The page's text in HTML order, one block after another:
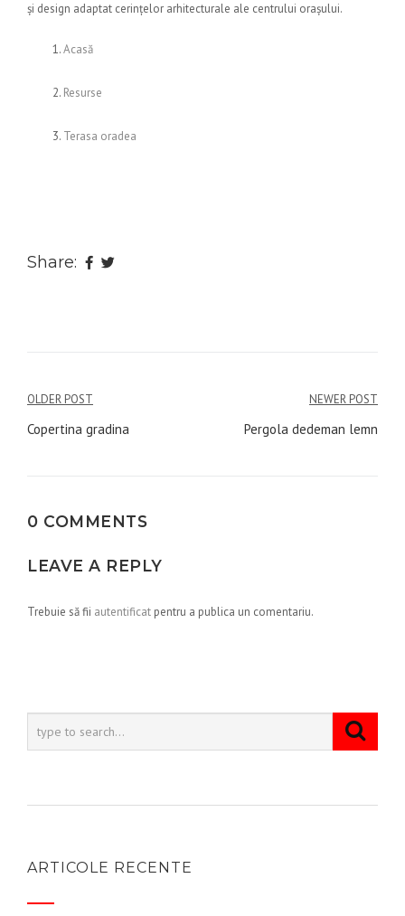
și design adaptat cerințelor arhitecturale ale centrului orașului.
Acasă
Resurse
Terasa oradea
Share:
Navigare
în
OLDER POST
Copertina gradina
NEWER POST
Pergola dedeman lemn
0 COMMENTS
LEAVE A REPLY
Trebuie să fii autentificat pentru a publica un comentariu.
ARTICOLE RECENTE